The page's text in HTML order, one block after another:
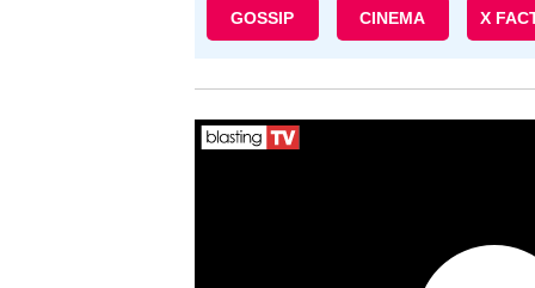
GOSSIP CINEMA X